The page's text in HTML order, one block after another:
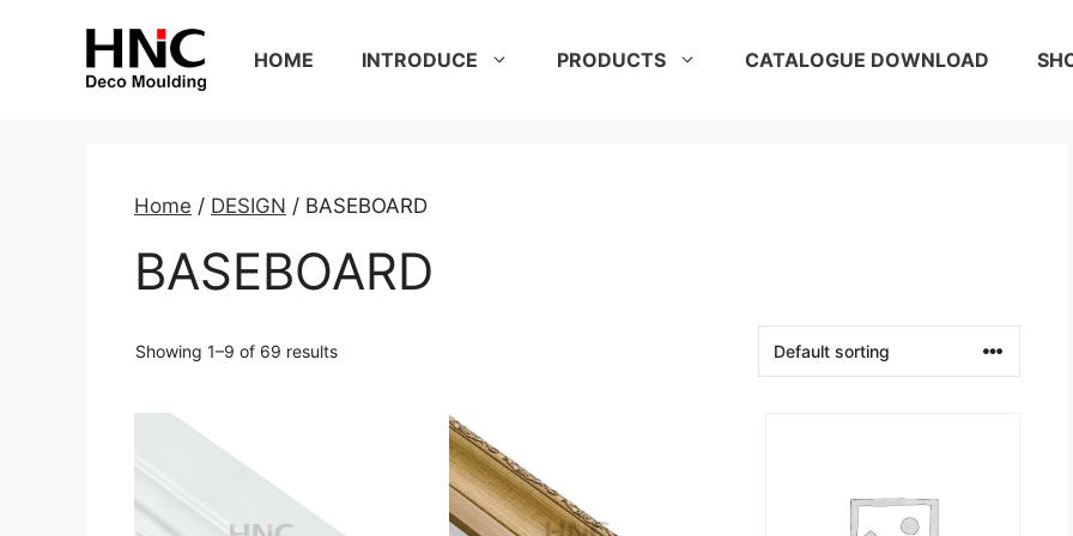
HOME INTRODUCE PRODUCTS CATALOGUE DOWNLOAD
Home / DESIGN / BASEBOARD
BASEBOARD
Showing 1–9 of 69 results